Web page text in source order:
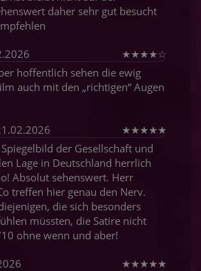
daher sehr gut besucht
★★★★☆
hoffentlich sehen die ewig
auch mit den „richtigen“ Augen
★★★★★
der Gesellschaft und
Lage in Deutschland herrlich
Absolut sehenswert. Herr
treffen hier genau den Nerv.
die sich besonders
müssten, die Satire nicht
ohne wenn und aber!
★★★★★